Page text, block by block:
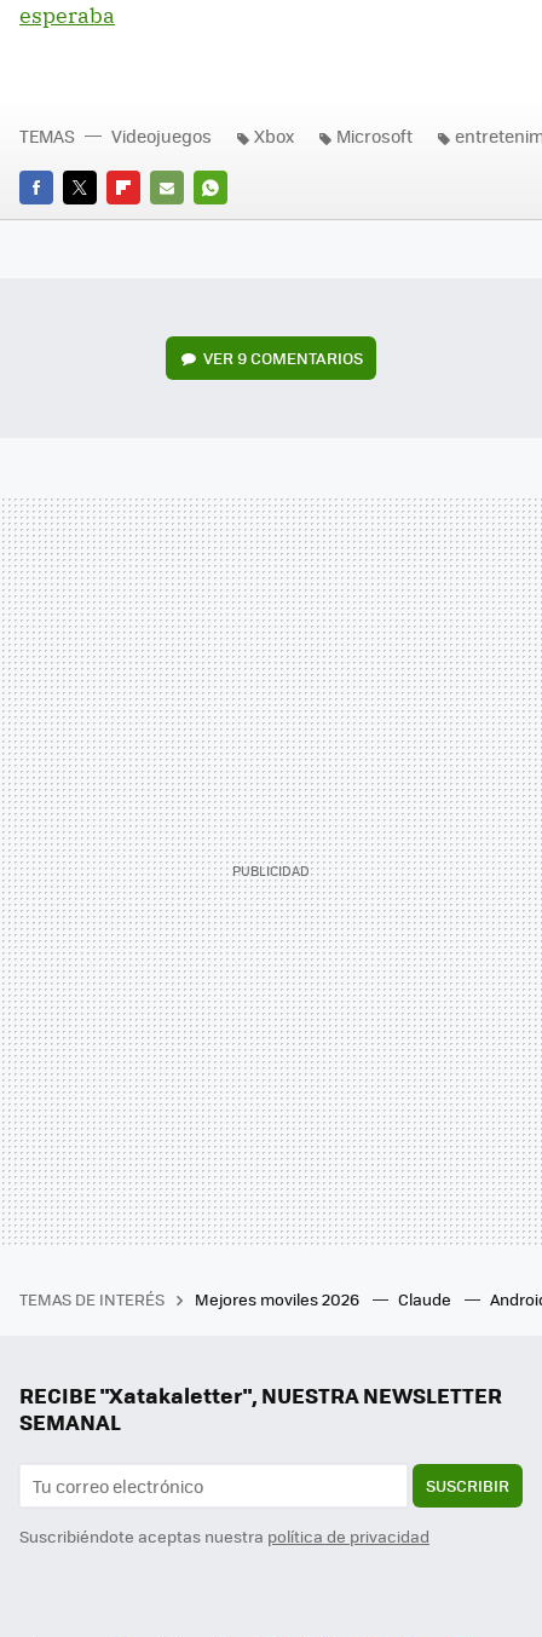
esperaba
FACEBOOK
TWITTERFLIPBOARD
E-
WHATSAPP
TEMAS Videojuegos Xbox Microsoft
VER 9 COMENTARIOS
TEMAS DE INTERÉS Mejores moviles 2026 Claude
RECIBE "Xatakaletter", NUESTRA NEWSLETTER
SEMANAL
SUSCRIBIR
Suscribiéndote aceptas nuestra política de privacidad